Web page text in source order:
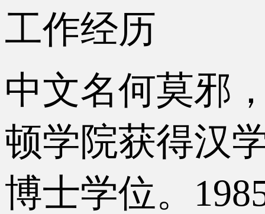
工作经历
中文名何莫邪
顿学院获得汉
博士学位。